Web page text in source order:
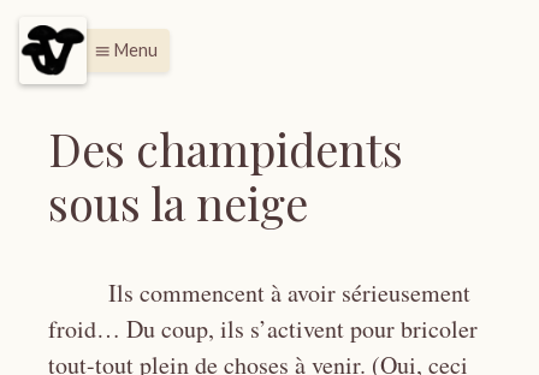
menu Menu
Des champidents
sous la neige
Ils commencent à avoir sérieusement
froid… Du coup, ils s’activent pour bricoler
tout-tout plein de choses à venir. (Oui, ceci